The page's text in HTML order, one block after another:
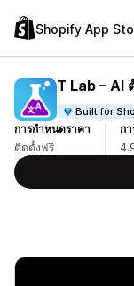
Shopify App
T Lab – AI
Built for
การกำหนดราคา
ติดตั้งฟรี
ก